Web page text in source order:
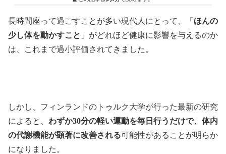
長時間座って過ごすことが多い現代人にとって、「 ほんの
少し体を動かすこと 」がどれほど健康に影響を与えるのか
は、これまで過小評価されてきました。
しかし、フィンランドのトゥルク大学が行った最新の研究
によると、 わずか30分の軽い運動を毎日行うだけで、体内
の代謝機能が顕著に改善される可能性があることが明らか
になりました。